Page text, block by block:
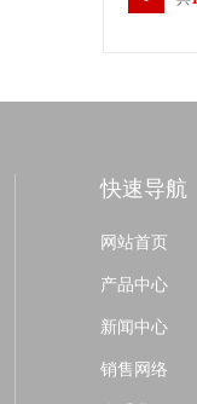
快速导航
网站首页
产品中心
新闻中心
销售网络